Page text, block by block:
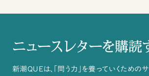
ニュースレターを購読
新潮QUEは、「問う力」を養っていくための